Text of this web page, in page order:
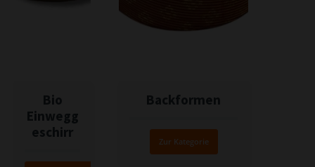
Bio
Einwegg
eschirr
Backformen
Zur Kategorie